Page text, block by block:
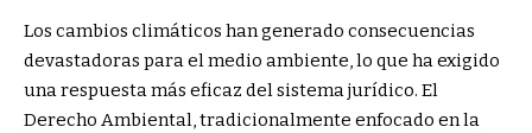
Los cambios climáticos han generado consecuencias
devastadoras para el medio ambiente, lo que ha exigido
una respuesta más eficaz del sistema jurídico. El
Derecho Ambiental, tradicionalmente enfocado en la